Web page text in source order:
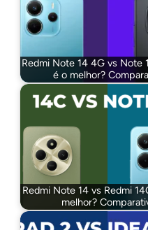
Redmi Note 14 4G vs Note
é o melhor?
Redmi Note 14 vs Redmi
melhor?